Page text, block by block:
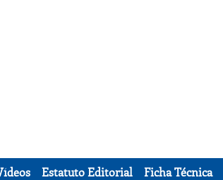
Estatuto Editorial Ficha Técnica